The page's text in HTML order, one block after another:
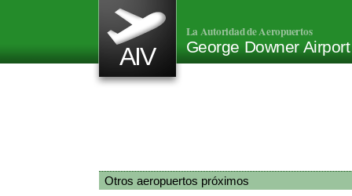
AIV
La Autoridad de Aeropuertos
George Downer
Otros aeropuertos próximos